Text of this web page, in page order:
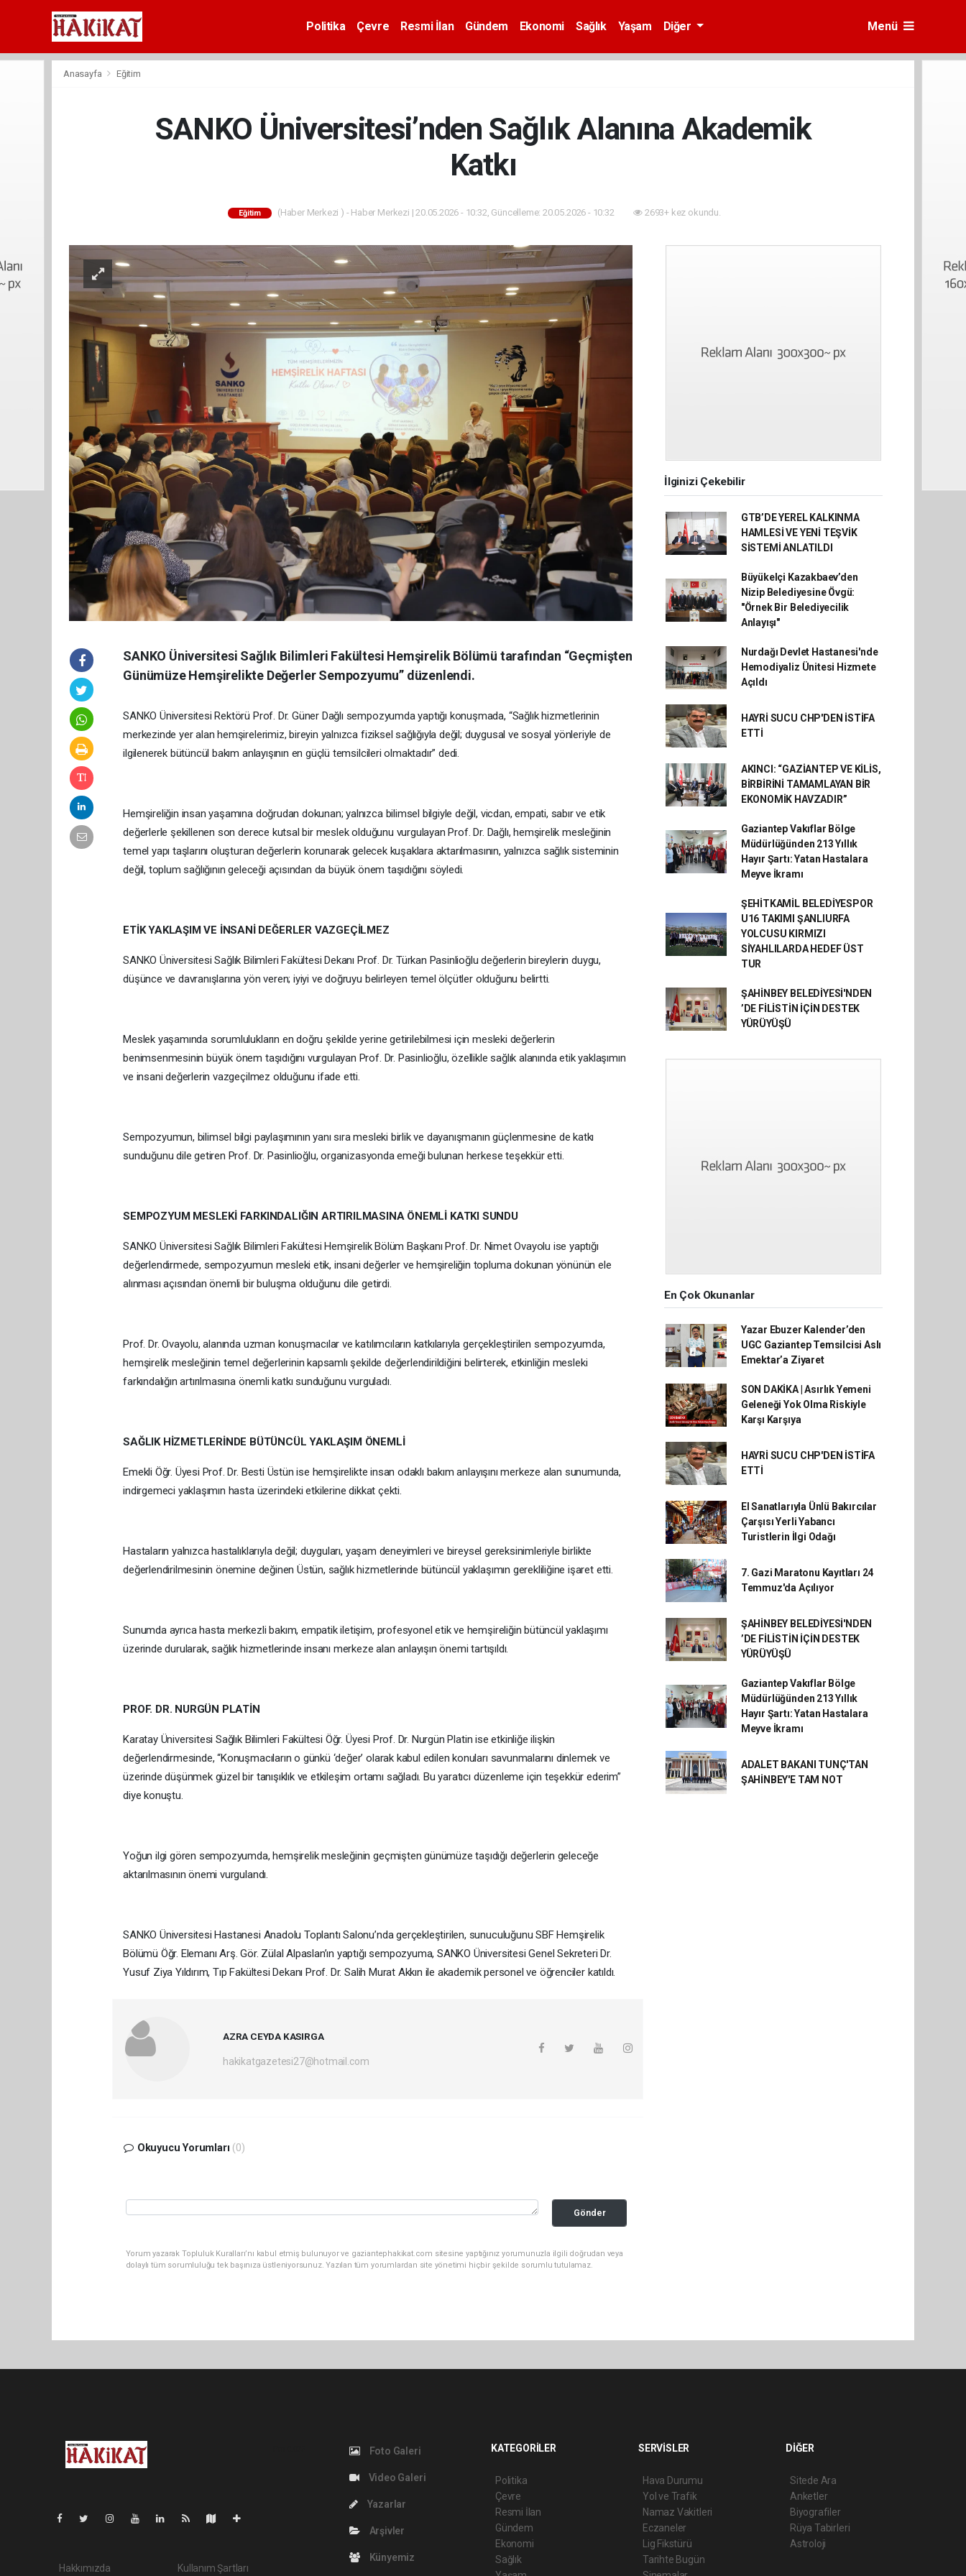
Politika Çevre Resmi İlan Gündem Ekonomi Sağlık Yaşam Diğer Menü
Anasayfa Eğitim
SANKO Üniversitesi’nden Sağlık Alanına Akademik
Katkı
Eğitim (Haber Merkezi ) - Haber Merkezi | 20.05.2026 - 10:32, Güncelleme: 20.05.2026 - 10:32 2693+ kez okundu.
SANKO Üniversitesi Sağlık Bilimleri Fakültesi Hemşirelik Bölümü tarafından “Geçmişten
Günümüze Hemşirelikte Değerler Sempozyumu” düzenlendi.
SANKO Üniversitesi Rektörü Prof. Dr. Güner Dağlı sempozyumda yaptığı konuşmada, “Sağlık hizmetlerinin
merkezinde yer alan hemşirelerimiz, bireyin yalnızca fiziksel sağlığıyla değil; duygusal ve sosyal yönleriyle de
ilgilenerek bütüncül bakım anlayışının en güçlü temsilcileri olmaktadır” dedi.
Hemşireliğin insan yaşamına doğrudan dokunan; yalnızca bilimsel bilgiyle değil, vicdan, empati, sabır ve etik
değerlerle şekillenen son derece kutsal bir meslek olduğunu vurgulayan Prof. Dr. Dağlı, hemşirelik mesleğinin
temel yapı taşlarını oluşturan değerlerin korunarak gelecek kuşaklara aktarılmasının, yalnızca sağlık sisteminin
değil, toplum sağlığının geleceği açısından da büyük önem taşıdığını söyledi.
ETİK YAKLAŞIM VE İNSANİ DEĞERLER VAZGEÇİLMEZ
SANKO Üniversitesi Sağlık Bilimleri Fakültesi Dekanı Prof. Dr. Türkan Pasinlioğlu değerlerin bireylerin duygu,
düşünce ve davranışlarına yön veren; iyiyi ve doğruyu belirleyen temel ölçütler olduğunu belirtti.
Meslek yaşamında sorumlulukların en doğru şekilde yerine getirilebilmesi için mesleki değerlerin
benimsenmesinin büyük önem taşıdığını vurgulayan Prof. Dr. Pasinlioğlu, özellikle sağlık alanında etik yaklaşımın
ve insani değerlerin vazgeçilmez olduğunu ifade etti.
Sempozyumun, bilimsel bilgi paylaşımının yanı sıra mesleki birlik ve dayanışmanın güçlenmesine de katkı
sunduğunu dile getiren Prof. Dr. Pasinlioğlu, organizasyonda emeği bulunan herkese teşekkür etti.
SEMPOZYUM MESLEKİ FARKINDALIĞIN ARTIRILMASINA ÖNEMLİ KATKI SUNDU
SANKO Üniversitesi Sağlık Bilimleri Fakültesi Hemşirelik Bölüm Başkanı Prof. Dr. Nimet Ovayolu ise yaptığı
değerlendirmede, sempozyumun mesleki etik, insani değerler ve hemşireliğin topluma dokunan yönünün ele
alınması açısından önemli bir buluşma olduğunu dile getirdi.
Prof. Dr. Ovayolu, alanında uzman konuşmacılar ve katılımcıların katkılarıyla gerçekleştirilen sempozyumda,
hemşirelik mesleğinin temel değerlerinin kapsamlı şekilde değerlendirildiğini belirterek, etkinliğin mesleki
farkındalığın artırılmasına önemli katkı sunduğunu vurguladı.
SAĞLIK HİZMETLERİNDE BÜTÜNCÜL YAKLAŞIM ÖNEMLİ
Emekli Öğr. Üyesi Prof. Dr. Besti Üstün ise hemşirelikte insan odaklı bakım anlayışını merkeze alan sunumunda,
indirgemeci yaklaşımın hasta üzerindeki etkilerine dikkat çekti.
Hastaların yalnızca hastalıklarıyla değil; duyguları, yaşam deneyimleri ve bireysel gereksinimleriyle birlikte
değerlendirilmesinin önemine değinen Üstün, sağlık hizmetlerinde bütüncül yaklaşımın gerekliliğine işaret etti.
Sunumda ayrıca hasta merkezli bakım, empatik iletişim, profesyonel etik ve hemşireliğin bütüncül yaklaşımı
üzerinde durularak, sağlık hizmetlerinde insanı merkeze alan anlayışın önemi tartışıldı.
PROF. DR. NURGÜN PLATİN
Karatay Üniversitesi Sağlık Bilimleri Fakültesi Öğr. Üyesi Prof. Dr. Nurgün Platin ise etkinliğe ilişkin
değerlendirmesinde, “Konuşmacıların o günkü ‘değer’ olarak kabul edilen konuları savunmalarını dinlemek ve
üzerinde düşünmek güzel bir tanışıklık ve etkileşim ortamı sağladı. Bu yaratıcı düzenleme için teşekkür ederim”
diye konuştu.
Yoğun ilgi gören sempozyumda, hemşirelik mesleğinin geçmişten günümüze taşıdığı değerlerin geleceğe
aktarılmasının önemi vurgulandı.
SANKO Üniversitesi Hastanesi Anadolu Toplantı Salonu’nda gerçekleştirilen, sunuculuğunu SBF Hemşirelik
Bölümü Öğr. Elemanı Arş. Gör. Zülal Alpaslan’ın yaptığı sempozyuma, SANKO Üniversitesi Genel Sekreteri Dr.
Yusuf Ziya Yıldırım, Tıp Fakültesi Dekanı Prof. Dr. Salih Murat Akkın ile akademik personel ve öğrenciler katıldı.
AZRA CEYDA KASIRGA
hakikatgazetesi27@hotmail.com
Okuyucu Yorumları (0)
Gönder
Yorum yazarak Topluluk Kuralları’nı kabul etmiş bulunuyor ve gaziantephakikat.com sitesine yaptığınız yorumunuzla ilgili doğrudan veya
dolaylı tüm sorumluluğu tek başınıza üstleniyorsunuz. Yazılan tüm yorumlardan site yönetimi hiçbir şekilde sorumlu tutulamaz.
İlginizi Çekebilir
GTB’DE YEREL KALKINMA
HAMLESİ VE YENİ TEŞVİK
SİSTEMİ ANLATILDI
Büyükelçi Kazakbaev’den
Nizip Belediyesine Övgü:
"Örnek Bir Belediyecilik
Anlayışı"
Nurdağı Devlet Hastanesi'nde
Hemodiyaliz Ünitesi Hizmete
Açıldı
HAYRİ SUCU CHP'DEN İSTİFA
ETTİ
AKINCI: “GAZİANTEP VE KİLİS,
BİRBİRİNİ TAMAMLAYAN BİR
EKONOMİK HAVZADIR”
Gaziantep Vakıflar Bölge
Müdürlüğünden 213 Yıllık
Hayır Şartı: Yatan Hastalara
Meyve İkramı
ŞEHİTKAMİL BELEDİYESPOR
U16 TAKIMI ŞANLIURFA
YOLCUSU KIRMIZI
SİYAHLILARDA HEDEF ÜST
TUR
ŞAHİNBEY BELEDİYESİ'NDEN
’DE FİLİSTİN İÇİN DESTEK
YÜRÜYÜŞÜ
En Çok Okunanlar
Yazar Ebuzer Kalender’den
UGC Gaziantep Temsilcisi Aslı
Emektar’a Ziyaret
SON DAKİKA | Asırlık Yemeni
Geleneği Yok Olma Riskiyle
Karşı Karşıya
HAYRİ SUCU CHP'DEN İSTİFA
ETTİ
El Sanatlarıyla Ünlü Bakırcılar
Çarşısı Yerli Yabancı
Turistlerin İlgi Odağı
7. Gazi Maratonu Kayıtları 24
Temmuz'da Açılıyor
ŞAHİNBEY BELEDİYESİ'NDEN
’DE FİLİSTİN İÇİN DESTEK
YÜRÜYÜŞÜ
Gaziantep Vakıflar Bölge
Müdürlüğünden 213 Yıllık
Hayır Şartı: Yatan Hastalara
Meyve İkramı
ADALET BAKANI TUNÇ'TAN
ŞAHİNBEY'E TAM NOT
Hakkımızda Kullanım Şartları
Foto Galeri
Video Galeri
Yazarlar
Arşivler
Künyemiz
KATEGORİLER
Politika
Çevre
Resmi İlan
Gündem
Ekonomi
Sağlık
SERVİSLER
Hava Durumu
Yol ve Trafik
Namaz Vakitleri
Eczaneler
Lig Fikstürü
Tarihte Bugün
DİĞER
Sitede Ara
Anketler
Biyografiler
Rüya Tabirleri
Astroloji